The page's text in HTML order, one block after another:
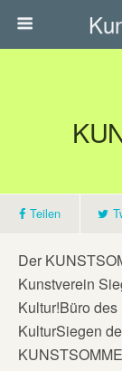
Teilen
Der
Kunstverein
Kultur!Büro
KulturSiegen